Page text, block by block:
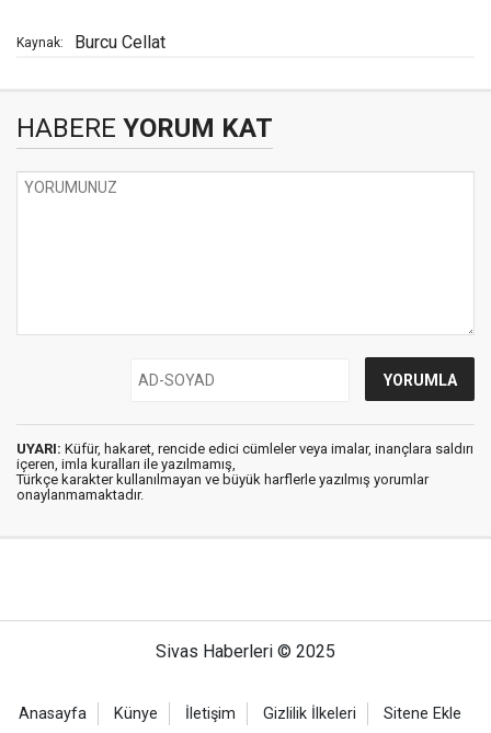
Kaynak: Burcu Cellat
HABERE YORUM KAT
UYARI: Küfür, hakaret, rencide edici cümleler veya imalar, inançlara saldırı
içeren, imla kuralları ile yazılmamış,
Türkçe karakter kullanılmayan ve büyük harflerle yazılmış yorumlar
onaylanmamaktadır.
Sivas Haberleri © 2025
Anasayfa Künye İletişim Gizlilik İlkeleri Sitene Ekle